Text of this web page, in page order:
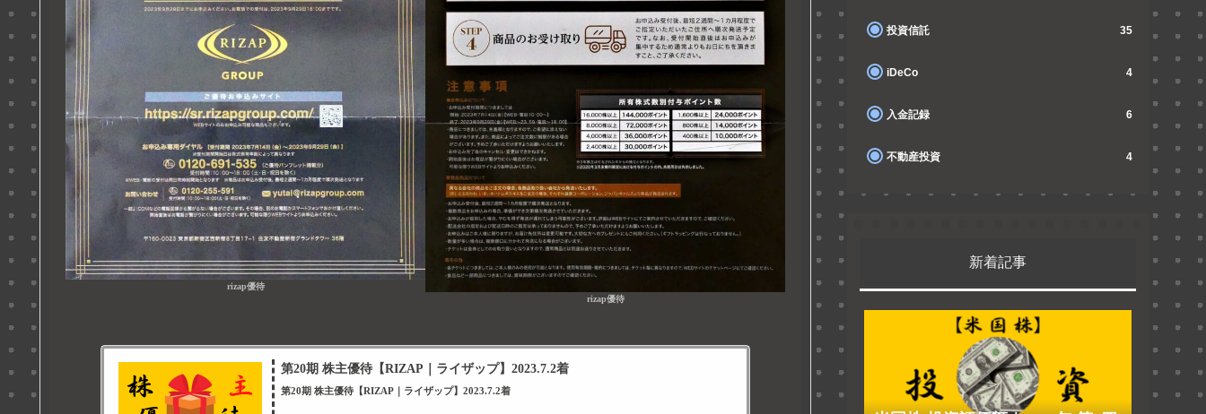
rizap優待
rizap優待
第20期 株主優待【RIZAP｜ライザップ】2023.7.2着
第20期 株主優待【RIZAP｜ライザップ】2023.7.2着
投資信託 35
iDeCo 4
入金記録 6
不動産投資 4
新着記事